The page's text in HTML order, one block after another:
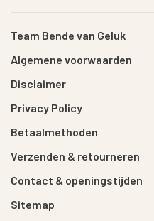
Team Bende van Geluk
Algemene voorwaarden
Disclaimer
Privacy Policy
Betaalmethoden
Verzenden & retourneren
Contact & openingstijden
Sitemap